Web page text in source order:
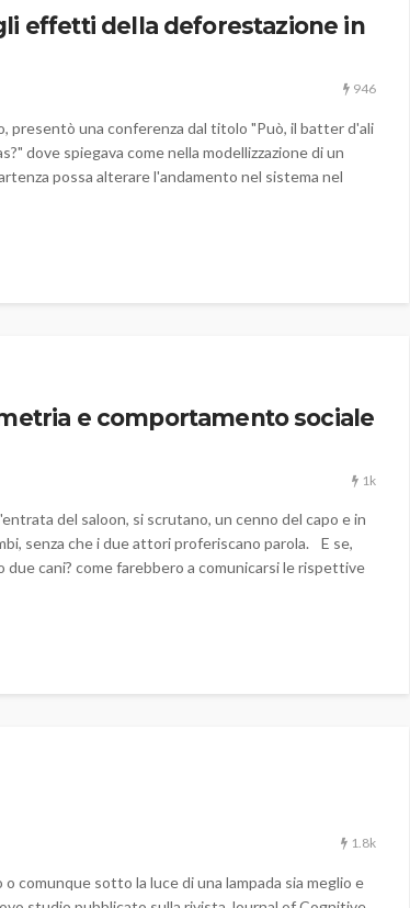
effetti della deforestazione in
946
presentò una conferenza dal titolo "Può, il batter d'ali
dove spiegava come nella modellizzazione di un
possa alterare l'andamento nel sistema nel
e comportamento sociale
1k
del saloon, si scrutano, un cenno del capo e in
senza che i due attori proferiscano parola. E se,
cani? come farebbero a comunicarsi le rispettive
1.8k
comunque sotto la luce di una lampada sia meglio e
le
1.2k
Il lungo viaggio delle onde
gravitazionali
Marco Milano 2 mesi fa